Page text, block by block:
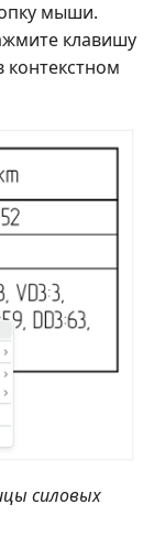
мыши.
клавишу
контекстном
силовых